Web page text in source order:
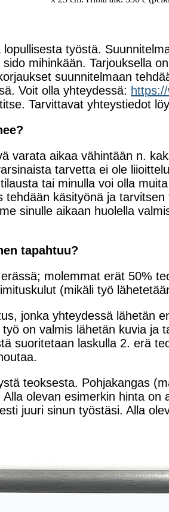
työstä.
mihinkään. Tarjouksella
suunnitelmaan
Voit olla yhteydessä:
Tarvittavat yhteystiedot
varata aikaa vähintään n.
tarvetta ei ole
tai minulla voi olla
käsityönä ja
sinulle aikaan huolella
tapahtuu?
molemmat erät 50%
(mikäli työ
jonka yhteydessä lähetän
on valmis lähetän kuvia
suoritetaan laskulla 2. erä
teoksesta. Pohjakangas
olevan esimerkin hinta
juuri sinun työstäsi. Alla